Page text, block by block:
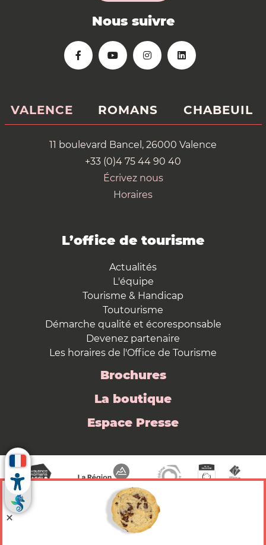
Nous suivre
VALENCE ROMANS CHABEUIL
11 boulevard Bancel, 26000 Valence
+33 (0)4 75 44 90 40
Écrivez nous
Horaires
L’office de tourisme
Actualités
L'équipe
Tourisme & Handicap
Toutourisme
Démarche qualité et écoresponsable
Devenez partenaire
Les horaires de l'Office de Tourisme
Brochures
La boutique
Espace Presse